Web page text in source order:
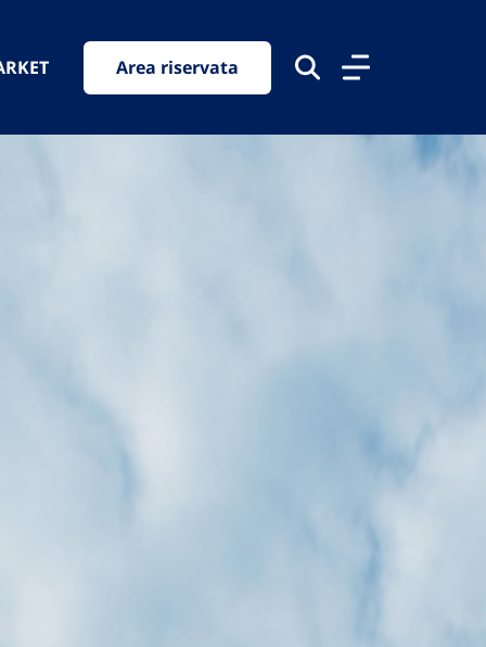
Area riservata